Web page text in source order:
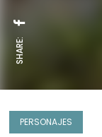
SHARE:
PERSONAJES